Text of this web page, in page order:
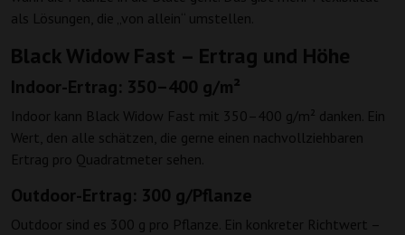
als Lösungen, die „von allein“ umstellen.
Black Widow Fast – Ertrag und Höhe
Indoor-Ertrag: 350–400 g/m²
Indoor kann Black Widow Fast mit 350–400 g/m² danken. Ein
Wert, den alle schätzen, die gerne einen nachvollziehbaren
Ertrag pro Quadratmeter sehen.
Outdoor-Ertrag: 300 g/Pflanze
Outdoor sind es 300 g pro Pflanze. Ein konkreter Richtwert –